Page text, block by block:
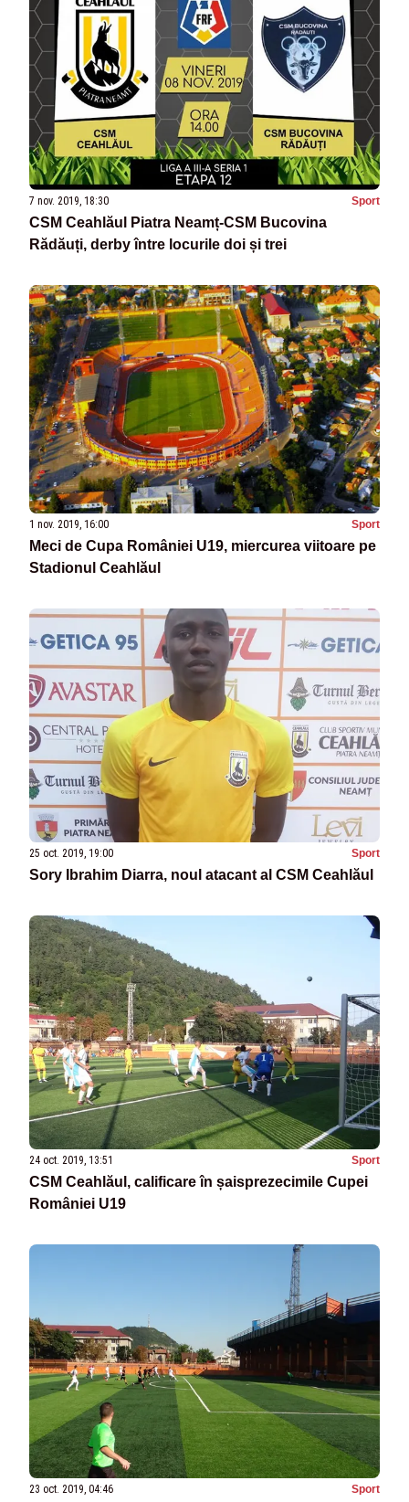
7 nov. 2019, 18:30 Sport
CSM Ceahlăul Piatra Neamț-CSM Bucovina
Rădăuți, derby între locurile doi și trei
1 nov. 2019, 16:00 Sport
Meci de Cupa României U19, miercurea viitoare pe
Stadionul Ceahlăul
25 oct. 2019, 19:00 Sport
Sory Ibrahim Diarra, noul atacant al CSM Ceahlăul
24 oct. 2019, 13:51 Sport
CSM Ceahlăul, calificare în șaisprezecimile Cupei
României U19
23 oct. 2019, 04:46 Sport